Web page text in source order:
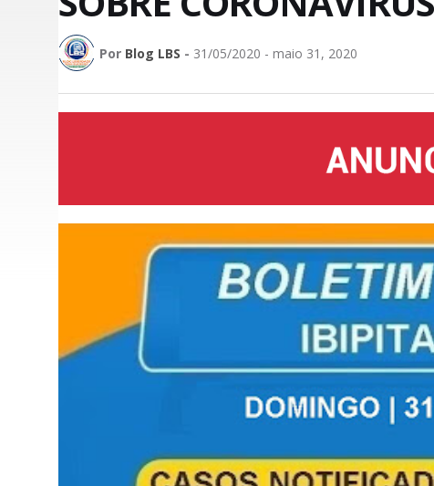
Por Blog LBS - 31/05/2020 - maio 31, 2020